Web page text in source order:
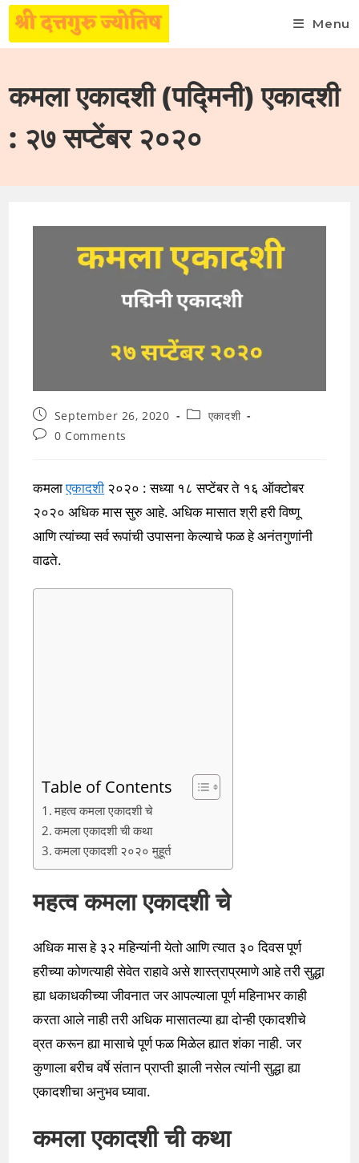
content
Menu
कमला एकादशी (पद्मिनी) एकादशी
: २७ सप्टेंबर २०२०
Post
published:
September 26, 2020
Postएकादशी
Post0 Comments
कमलाएकादशी २०२० : सध्या १८ सप्टेंबर ते १६ ऑक्टोबर
२०२० अधिक मास सुरु आहे. अधिक मासात श्री हरी विष्णू
आणि त्यांच्या सर्व रूपांची उपासना केल्याचे फळ हे अनंतगुणांनी
वाढते.
Table of Contents
महत्व कमला एकादशी चे
कमला एकादशी ची कथा
कमला एकादशी २०२० मुहूर्त
महत्व कमला एकादशी चे
अधिक मास हे ३२ महिन्यांनी येतो आणि त्यात ३० दिवस पूर्ण
हरीच्या कोणत्याही सेवेत राहावे असे शास्त्राप्रमाणे आहे तरी सुद्धा
ह्या धकाधकीच्या जीवनात जर आपल्याला पूर्ण महिनाभर काही
करता आले नाही तरी अधिक मासातल्या ह्या दोन्ही एकादशीचे
व्रत करून ह्या मासाचे पूर्ण फळ मिळेल ह्यात शंका नाही. जर
कुणाला बरीच वर्षे संतान प्राप्ती झाली नसेल त्यांनी सुद्धा ह्या
एकादशीचा अनुभव घ्यावा.
कमला एकादशी ची कथा